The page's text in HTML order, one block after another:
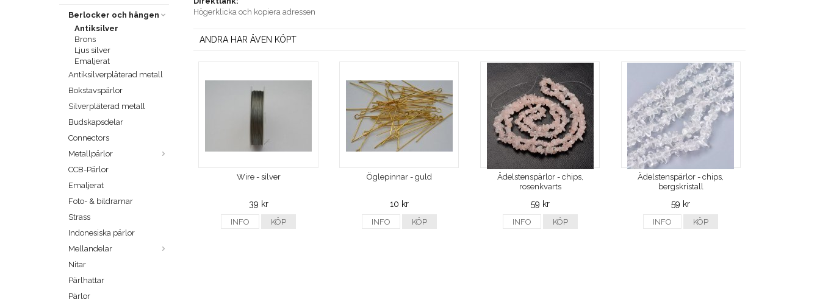
Berlocker och hängen
Antiksilver
Brons
Ljus silver
Emaljerat
Antiksilverpläterad metall
Bokstavspärlor
Silverpläterad metall
Budskapsdelar
Connectors
Metallpärlor
CCB-Pärlor
Emaljerat
Foto- & bildramar
Strass
Indonesiska pärlor
Mellandelar
Nitar
Pärlhattar
Pärlor
Högerklicka och kopiera adressen
ANDRA HAR ÄVEN KÖPT
Wire - silver
39 kr
INFO KÖP
Öglepinnar - guld
10 kr
INFO KÖP
Ädelstenspärlor - chips,
rosenkvarts
59 kr
INFO KÖP
Ädelstenspärlor - chips,
bergskristall
59 kr
INFO KÖP